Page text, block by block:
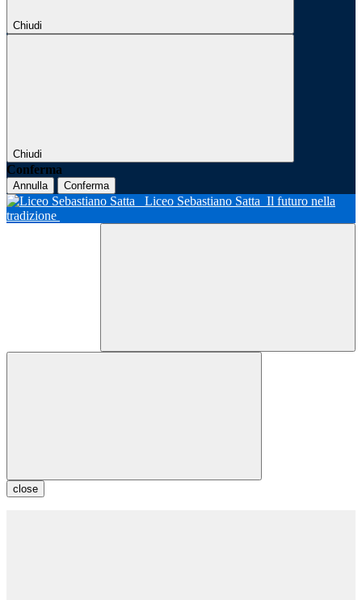
Chiudi
Chiudi
Conferma
Annulla Conferma
Liceo Sebastiano Satta Il futuro nella
tradizione
close